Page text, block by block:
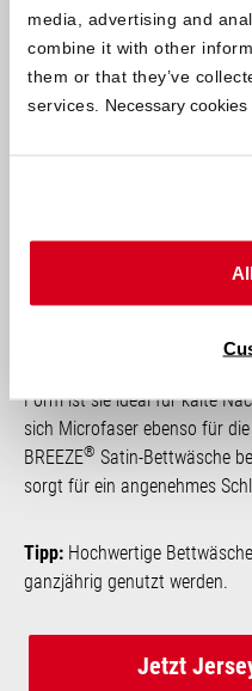
media, advertising and
combine it with other
them or that they’ve
services. Necessary cookies
Jetzt
Ist dir im Bett zu warm oder
Sommerbettwäsche aus
oder Baumwolle fühlt sich
erzeugt aufgrund der glatten
Form ist sie ideal für kalte
sich Microfaser ebenso für
BREEZE® Satin-Bettwäsche
sorgt für ein angenehmes
Tipp: Hochwertige
ganzjährig genutzt werden.
Jetzt